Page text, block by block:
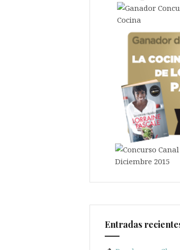
Entradas